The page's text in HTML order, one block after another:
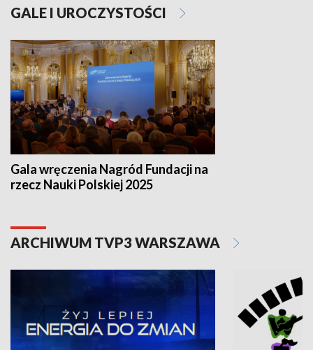
GALE I UROCZYSTOŚCI
Gala wręczenia Nagród Fundacji na
rzecz Nauki Polskiej 2025
ARCHIWUM TVP3 WARSZAWA